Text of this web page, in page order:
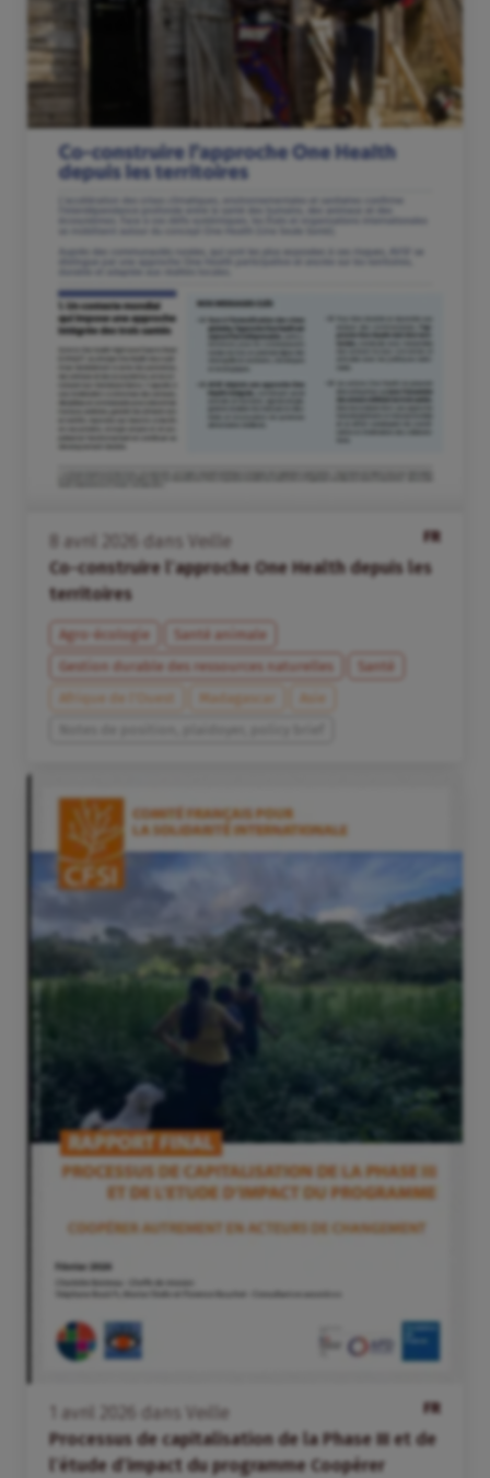
FR
avril dans
Veille
Co-construire l’approche One Health depuis les
territoires
Agro-écologie
Santé animale
Gestion durable des ressources naturelles
Santé
Afrique de l’Ouest
Madagascar
Asie
FR
avril dans
Veille
Processus de capitalisation de la Phase III et de
l’étude d’impact du programme Coopérer